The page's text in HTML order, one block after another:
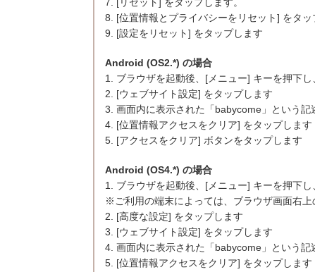
8. [位置情報とプライバシーをリセット] をタッ
9. [設定をリセット] をタップします
Android (OS2.*) の場合
1. ブラウザを起動後、[メニュー] キーを押下
2. [ウェブサイト設定] をタップします
3. 画面内に表示された「babycome」という記
4. [位置情報アクセスをクリア] をタップします
5. [アクセスをクリア] ボタンをタップします
Android (OS4.*) の場合
1. ブラウザを起動後、[メニュー] キーを押下
※ご利用の端末によっては、ブラウザ画面右
2. [高度な設定] をタップします
3. [ウェブサイト設定] をタップします
4. 画面内に表示された「babycome」という記
5. [位置情報アクセスをクリア] をタップします